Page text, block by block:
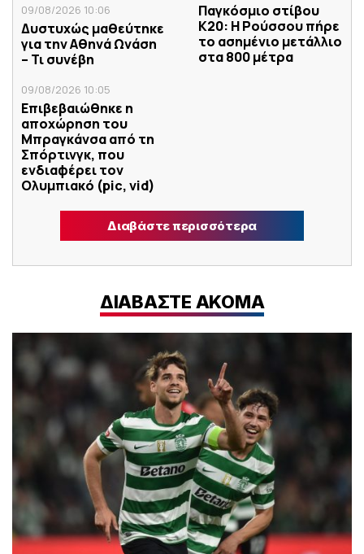
09/08/2026 10:06
Δυστυχώς μαθεύτηκε
για την Αθηνά Ωνάση
– Τι συνέβη
09/08/2026 10:05
Επιβεβαιώθηκε η
αποχώρηση του
Μπραγκάνσα από τη
Σπόρτινγκ, που
ενδιαφέρει τον
Ολυμπιακό (pic, vid)
Παγκόσμιο στίβου
Κ20: Η Ρούσσου πήρε
το ασημένιο μετάλλιο
στα 800 μέτρα
Διαβάστε περισσότερα
ΔΙΑΒΑΣΤΕ ΑΚΟΜΑ